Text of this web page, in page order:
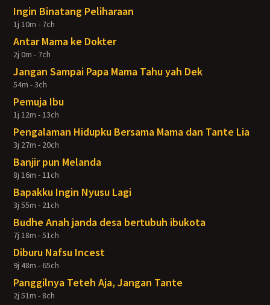
Ingin Binatang Peliharaan
1j 10m - 7ch
Antar Mama ke Dokter
2j 0m - 7ch
Jangan Sampai Papa Mama Tahu yah Dek
54m - 3ch
Pemuja Ibu
1j 12m - 13ch
Pengalaman Hidupku Bersama Mama dan Tante Lia
3j 27m - 20ch
Banjir pun Melanda
8j 16m - 11ch
Bapakku Ingin Nyusu Lagi
3j 55m - 21ch
Budhe Anah janda desa bertubuh ibukota
7j 18m - 51ch
Diburu Nafsu Incest
9j 48m - 65ch
Panggilnya Teteh Aja, Jangan Tante
2j 51m - 8ch